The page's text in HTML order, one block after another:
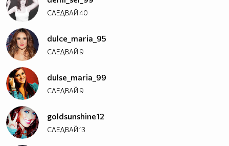
СЛЕДВАЙ40
dulce_maria_95
СЛЕДВАЙ 9
dulse_maria_99
СЛЕДВАЙ 9
goldsunshine12
СЛЕДВАЙ13